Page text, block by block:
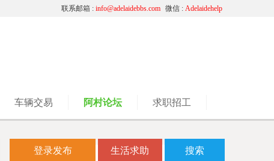
微信 : Adelaidehelp
联系邮箱 : info@adelaidebbs.com
车辆交易 阿村论坛 求职招工
登录发布 生活求助 搜索